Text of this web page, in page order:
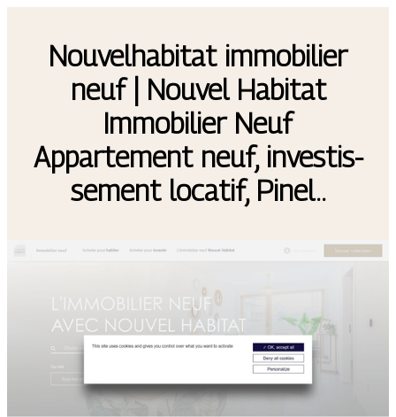
Nouvel­habitat immobilier
neuf | Nouvel Habitat
Immobilier Neuf
Appartement neuf, in­vestis­
se­ment locatif, Pinel..